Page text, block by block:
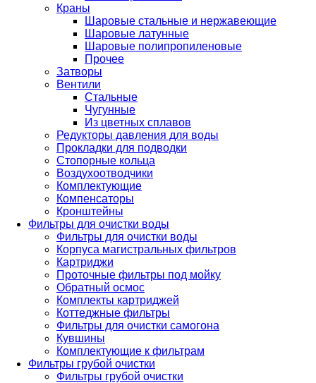
Краны
Шаровые стальные и нержавеющие
Шаровые латунные
Шаровые полипропиленовые
Прочее
Затворы
Вентили
Стальные
Чугунные
Из цветных сплавов
Редукторы давления для воды
Прокладки для подводки
Стопорные кольца
Воздухоотводчики
Комплектующие
Компенсаторы
Кронштейны
Фильтры для очистки воды
Фильтры для очистки воды
Корпуса магистральных фильтров
Картриджи
Проточные фильтры под мойку
Обратный осмос
Комплекты картриджей
Коттеджные фильтры
Фильтры для очистки самогона
Кувшины
Комплектующие к фильтрам
Фильтры грубой очистки
Фильтры грубой очистки